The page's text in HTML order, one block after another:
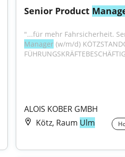
Senior Product
Manager (w/m/d)
ALOIS KOBER GMBH
Kötz, Raum Ulm